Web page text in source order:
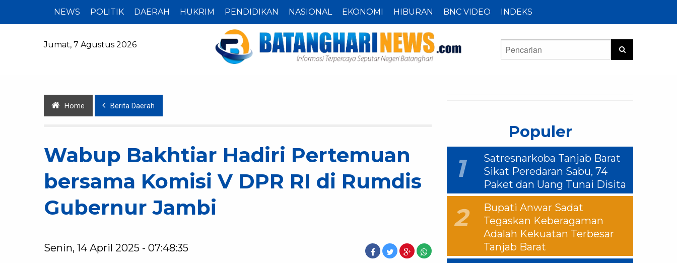
NEWS POLITIK DAERAH HUKRIM PENDIDIKAN NASIONAL EKONOMI HIBURAN BNC VIDEO INDEKS
Jumat, 7 Agustus 2026
Home Berita Daerah
Wabup Bakhtiar Hadiri Pertemuan
bersama Komisi V DPR RI di Rumdis
Gubernur Jambi
Senin, 14 April 2025 - 07:48:35
Populer
1
Satresnarkoba Tanjab Barat
Sikat Peredaran Sabu, 74
Paket dan Uang Tunai Disita
2
Bupati Anwar Sadat
Tegaskan Keberagaman
Adalah Kekuatan Terbesar
Tanjab Barat